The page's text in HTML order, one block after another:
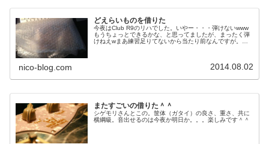
どえらいものを借りた
今夜はClub R9のリハでした。いやー・・・弾けないwww
もうちょっとできるかな、と思ってましたが、まったく弾
けねえwまあ練習足りてないから当たり前なんですが。そ
nico-blog.com 2014.08.02
またすごいの借りた＾＾
シゲモリさんとこの。筐体（ガタイ）の良さ、重さ、共に
横綱級。音出せるのは今夜か明日か。。。楽しみです＾＾